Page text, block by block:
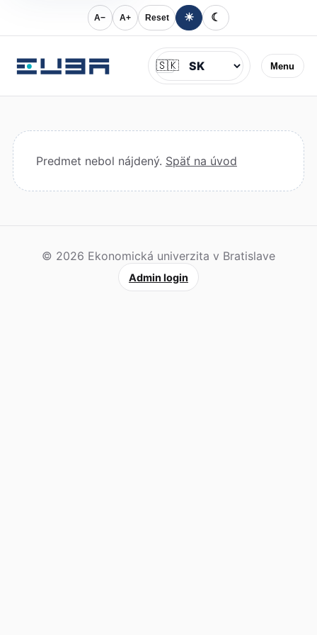
A− A+ Reset ☀ ☾
Menu
Jazyk
🇸🇰
Predmet nebol nájdený. Späť na úvod
© 2026 Ekonomická univerzita v Bratislave
Admin login